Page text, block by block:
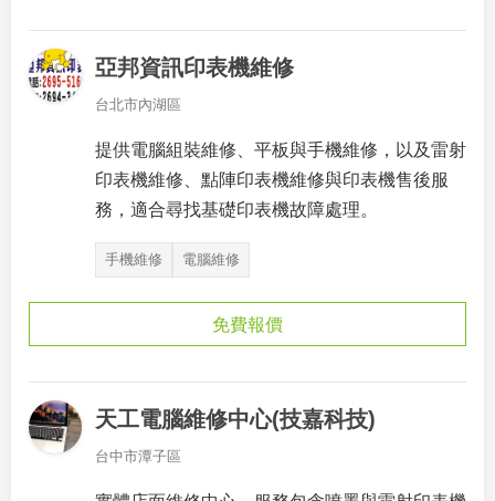
亞邦資訊印表機維修
台北市內湖區
提供電腦組裝維修、平板與手機維修，以及雷射
印表機維修、點陣印表機維修與印表機售後服
務，適合尋找基礎印表機故障處理。
手機維修 電腦維修
免費報價
天工電腦維修中心(技嘉科技)
台中市潭子區